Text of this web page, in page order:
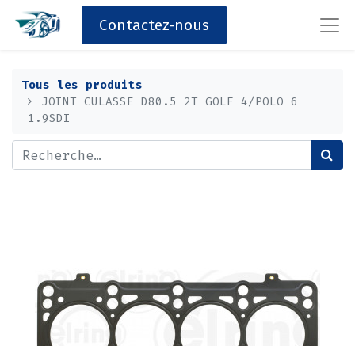
Contactez-nous
Tous les produits
JOINT CULASSE D80.5 2T GOLF 4/POLO 6
1.9SDI